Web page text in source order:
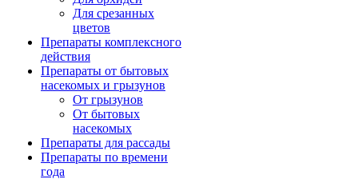
Для срезанных
цветов
Препараты комплексного
действия
Препараты от бытовых
насекомых и грызунов
От грызунов
От бытовых
насекомых
Препараты для рассады
Препараты по времени
года